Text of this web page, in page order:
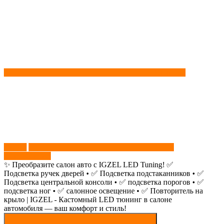
✨ Преобразите салон авто с IGZEL LED Tuning! ✅
Подсветка ручек дверей • ✅ Подсветка подстаканников • ✅
Подсветка центральной консоли • ✅ подсветка порогов • ✅
подсветка ног • ✅ салонное освещение • ✅ Повторитель на
крыло | IGZEL - Кастомный LED тюнинг в салоне
автомобиля — ваш комфорт и стиль!